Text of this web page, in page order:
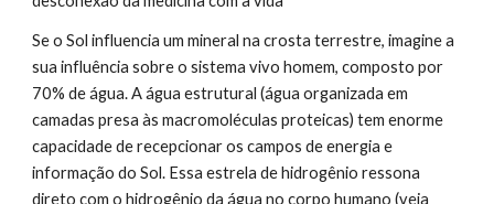
Se o Sol influencia um mineral na crosta terrestre, imagine a
sua influência sobre o sistema vivo homem, composto por
70% de água. A água estrutural (água organizada em
camadas presa às macromoléculas proteicas) tem enorme
capacidade de recepcionar os campos de energia e
informação do Sol. Essa estrela de hidrogênio ressona
direto com o hidrogênio da água no corpo humano (veja